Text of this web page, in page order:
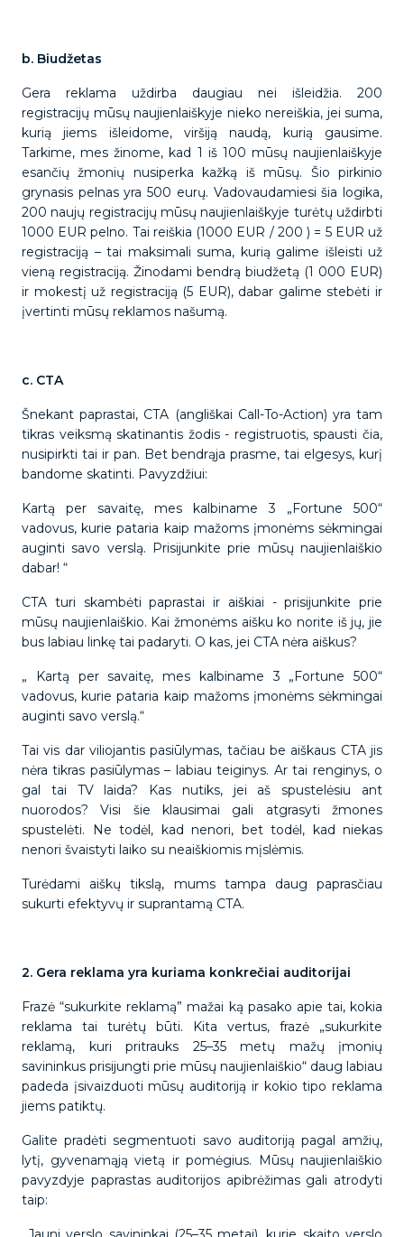
b. Biudžetas
Gera reklama uždirba daugiau nei išleidžia. 200
registracijų mūsų naujienlaiškyje nieko nereiškia, jei suma,
kurią jiems išleidome, viršiją naudą, kurią gausime.
Tarkime, mes žinome, kad 1 iš 100 mūsų naujienlaiškyje
esančių žmonių nusiperka kažką iš mūsų. Šio pirkinio
grynasis pelnas yra 500 eurų. Vadovaudamiesi šia logika,
200 naujų registracijų mūsų naujienlaiškyje turėtų uždirbti
1000 EUR pelno. Tai reiškia (1000 EUR / 200 ) = 5 EUR už
registraciją – tai maksimali suma, kurią galime išleisti už
vieną registraciją. Žinodami bendrą biudžetą (1 000 EUR)
ir mokestį už registraciją (5 EUR), dabar galime stebėti ir
įvertinti mūsų reklamos našumą.
c. CTA
Šnekant paprastai, CTA (angliškai Call-To-Action) yra tam
tikras veiksmą skatinantis žodis - registruotis, spausti čia,
nusipirkti tai ir pan. Bet bendrąja prasme, tai elgesys, kurį
bandome skatinti. Pavyzdžiui:
Kartą per savaitę, mes kalbiname 3 „Fortune 500“
vadovus, kurie pataria kaip mažoms įmonėms sėkmingai
auginti savo verslą. Prisijunkite prie mūsų naujienlaiškio
dabar! “
CTA turi skambėti paprastai ir aiškiai - prisijunkite prie
mūsų naujienlaiškio. Kai žmonėms aišku ko norite iš jų, jie
bus labiau linkę tai padaryti. O kas, jei CTA nėra aiškus?
„ Kartą per savaitę, mes kalbiname 3 „Fortune 500“
vadovus, kurie pataria kaip mažoms įmonėms sėkmingai
auginti savo verslą.“
Tai vis dar viliojantis pasiūlymas, tačiau be aiškaus CTA jis
nėra tikras pasiūlymas – labiau teiginys. Ar tai renginys, o
gal tai TV laida? Kas nutiks, jei aš spustelėsiu ant
nuorodos? Visi šie klausimai gali atgrasyti žmones
spustelėti. Ne todėl, kad nenori, bet todėl, kad niekas
nenori švaistyti laiko su neaiškiomis mįslėmis.
Turėdami aiškų tikslą, mums tampa daug paprasčiau
sukurti efektyvų ir suprantamą CTA.
2. Gera reklama yra kuriama konkrečiai auditorijai
Frazė “sukurkite reklamą” mažai ką pasako apie tai, kokia
reklama tai turėtų būti. Kita vertus, frazė „sukurkite
reklamą, kuri pritrauks 25–35 metų mažų įmonių
savininkus prisijungti prie mūsų naujienlaiškio“ daug labiau
padeda įsivaizduoti mūsų auditoriją ir kokio tipo reklama
jiems patiktų.
Galite pradėti segmentuoti savo auditoriją pagal amžių,
lytį, gyvenamąją vietą ir pomėgius. Mūsų naujienlaiškio
pavyzdyje paprastas auditorijos apibrėžimas gali atrodyti
taip: